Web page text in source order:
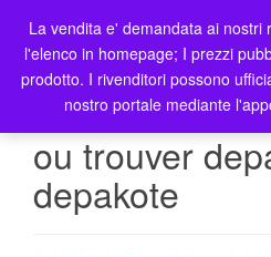
ou trouver
depakote
La vendita e' demandata ai nostri
l'elenco in homepage; I prezzi
prodotto. I rivenditori possono
nostro portale mediante